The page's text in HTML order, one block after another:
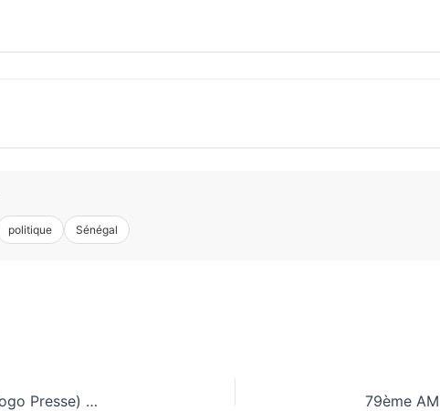
politique Sénégal
Togo: Les grands titres du quotidien national (Togo Presse) et des journaux privés en kiosques ce mardi 26 Mai 2026